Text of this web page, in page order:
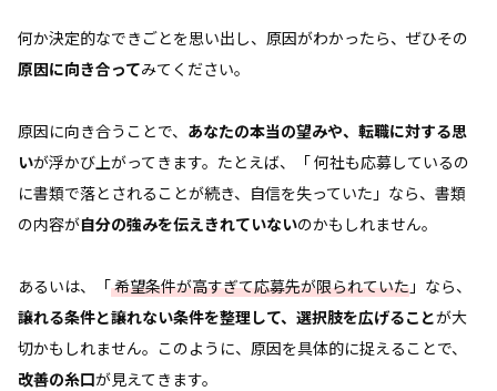
何か決定的なできごとを思い出し、原因がわかったら、ぜひその
原因に向き合ってみてください。
原因に向き合うことで、 あなたの本当の望みや、転職に対する思
いが浮かび上がってきます。たとえば、「 何社も応募しているの
に書類で落とされることが続き、自信を失っていた」なら、書類
の内容が自分の強みを伝えきれていないのかもしれません。
あるいは、「希望条件が高すぎて応募先が限られていた 」なら、
譲れる条件と譲れない条件を整理して、選択肢を広げることが大
切かもしれません。このように、原因を具体的に捉えることで、
改善の糸口が見えてきます。